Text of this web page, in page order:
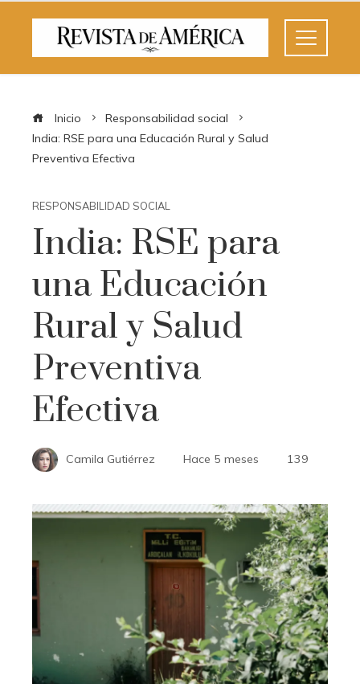
Inicio
Responsabilidad social
India: RSE para una Educación Rural y Salud
Preventiva Efectiva
RESPONSABILIDAD SOCIAL
India: RSE para
una Educación
Rural y Salud
Preventiva
Efectiva
Camila Gutiérrez Hace 5 meses 139